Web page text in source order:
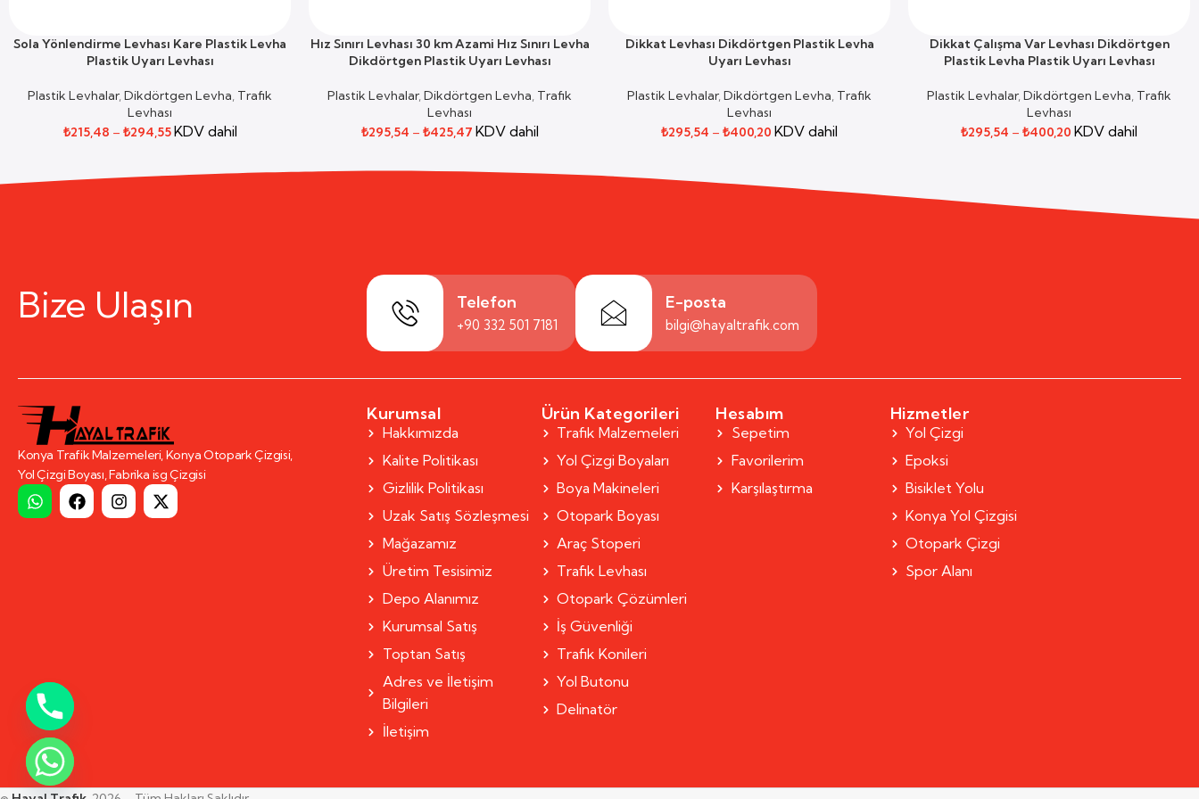
SEÇENEKLER
Sola Yönlendirme Levhası Kare Plastik Levha
Plastik Uyarı Levhası
Plastik Levhalar,Dikdörtgen Levha, Trafik
Levhası
₺215,48 – ₺294,55KDV dahil
SEÇENEKLER
Hız Sınırı Levhası 30 km Azami Hız Sınırı Levha
Dikdörtgen Plastik Uyarı Levhası
Plastik Levhalar,Dikdörtgen Levha, Trafik
Levhası
₺295,54 – ₺425,47 KDV dahil
SEÇENEKLER
Dikkat Levhası Dikdörtgen Plastik Levha
Uyarı Levhası
Plastik Levhalar,Dikdörtgen Levha, Trafik
Levhası
₺295,54 – ₺400,20 KDV dahil
SEÇENEKLER
Dikkat Çalışma Var Levhası Dikdörtgen
Plastik Levha Plastik Uyarı Levhası
Plastik Levhalar,Dikdörtgen Levha, Trafik
Levhası
₺295,54 – ₺400,20 KDV dahil
Bize Ulaşın Telefon
+90 332 501 7181
E-posta
bilgi@hayaltrafik.com
Konya Trafik Malzemeleri, Konya Otopark Çizgisi,
Yol Çizgi Boyası, Fabrika isg Çizgisi
Kurumsal
Hakkımızda
Kalite Politikası
Gizlilik Politikası
Uzak Satış Sözleşmesi
Mağazamız
Üretim Tesisimiz
Depo Alanımız
Kurumsal Satış
Toptan Satış
Adres ve İletişim
Bilgileri
İletişim
Ürün Kategorileri
Trafik Malzemeleri
Yol Çizgi Boyaları
Boya Makineleri
Otopark Boyası
Araç Stoperi
Trafik Levhası
Otopark Çözümleri
İş Güvenliği
Trafik Konileri
Yol Butonu
Delinatör
Hesabım
Sepetim
Favorilerim
Karşılaştırma
Hizmetler
Yol Çizgi
Epoksi
Bisiklet Yolu
Konya Yol Çizgisi
Otopark Çizgi
Spor Alanı